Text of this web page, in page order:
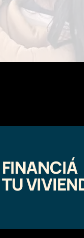
del Curi
de